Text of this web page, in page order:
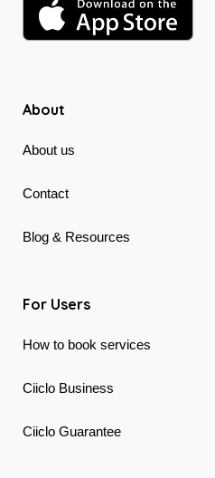
About
About us
Contact
Blog & Resources
For Users
How to book services
Ciiclo Business
Ciiclo Guarantee